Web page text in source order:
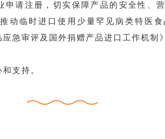
申请注册，切实保障产品的安全性、
动临时进口使用少量罕见病类特医
急审评及国外捐赠产品进口工作机制
支持。